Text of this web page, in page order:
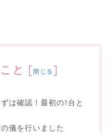
と [閉じる]
は確認！最初の1台と
儀を行いました